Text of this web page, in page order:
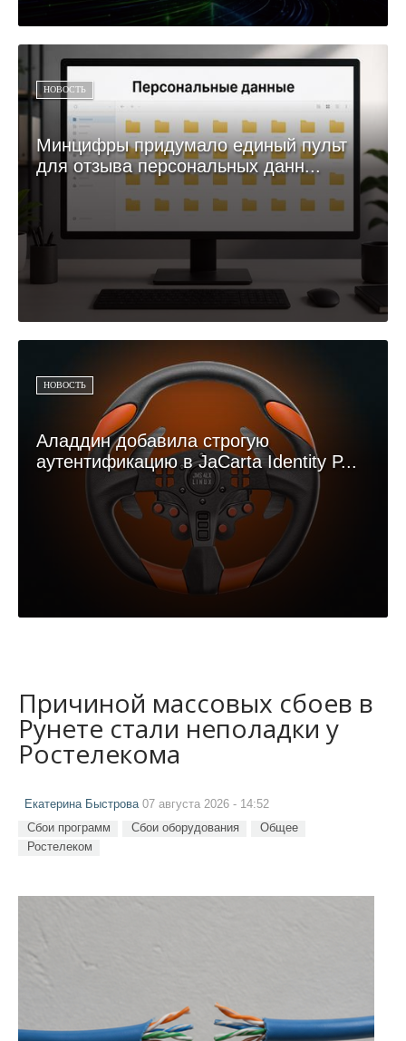
НОВОСТЬ
Минцифры придумало единый пульт
для отзыва персональных данн...
НОВОСТЬ
Аладдин добавила строгую
аутентификацию в JaCarta Identity P...
Причиной массовых сбоев в
Рунете стали неполадки у
Ростелекома
Екатерина Быстрова 07 августа 2026 - 14:52
Сбои программ Сбои оборудования
Общее
Ростелеком